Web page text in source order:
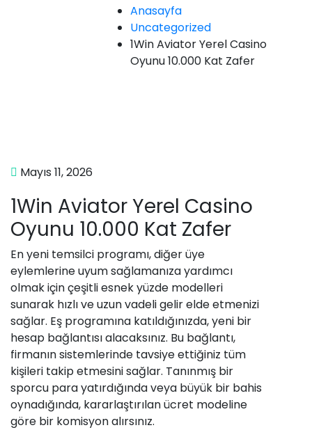
Anasayfa
Uncategorized
1Win Aviator Yerel Casino
Oyunu 10.000 Kat Zafer
Mayıs 11, 2026
1Win Aviator Yerel Casino
Oyunu 10.000 Kat Zafer
En yeni temsilci programı, diğer üye
eylemlerine uyum sağlamanıza yardımcı
olmak için çeşitli esnek yüzde modelleri
sunarak hızlı ve uzun vadeli gelir elde etmenizi
sağlar. Eş programına katıldığınızda, yeni bir
hesap bağlantısı alacaksınız. Bu bağlantı,
firmanın sistemlerinde tavsiye ettiğiniz tüm
kişileri takip etmesini sağlar. Tanınmış bir
sporcu para yatırdığında veya büyük bir bahis
oynadığında, kararlaştırılan ücret modeline
göre bir komisyon alırsınız.